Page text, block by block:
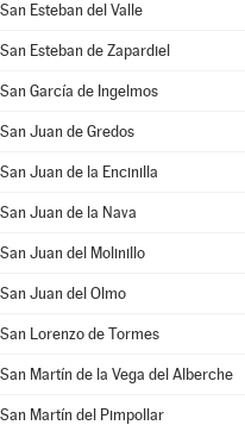
San Esteban del Valle
San Esteban de Zapardiel
San García de Ingelmos
San Juan de Gredos
San Juan de la Encinilla
San Juan de la Nava
San Juan del Molinillo
San Juan del Olmo
San Lorenzo de Tormes
San Martín de la Vega del Alberche
San Martín del Pimpollar